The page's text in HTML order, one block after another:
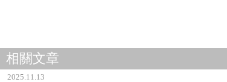
相關文章
2025.11.13